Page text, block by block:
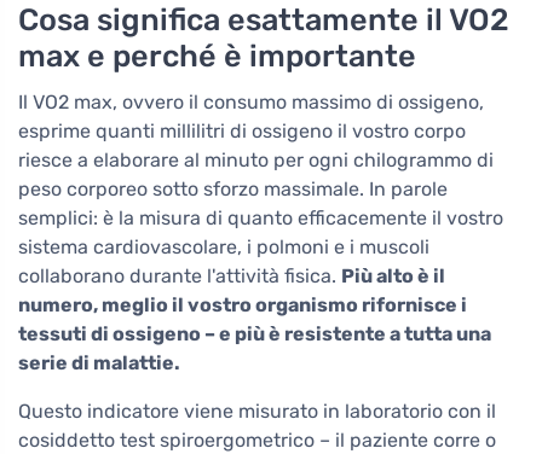
Cosa significa esattamente il VO2
max e perché è importante
Il VO2 max, ovvero il consumo massimo di ossigeno,
esprime quanti millilitri di ossigeno il vostro corpo
riesce a elaborare al minuto per ogni chilogrammo di
peso corporeo sotto sforzo massimale. In parole
semplici: è la misura di quanto efficacemente il vostro
sistema cardiovascolare, i polmoni e i muscoli
collaborano durante l'attività fisica. Più alto è il
numero, meglio il vostro organismo rifornisce i
tessuti di ossigeno – e più è resistente a tutta una
serie di malattie.
Questo indicatore viene misurato in laboratorio con il
cosiddetto test spiroergometrico – il paziente corre o